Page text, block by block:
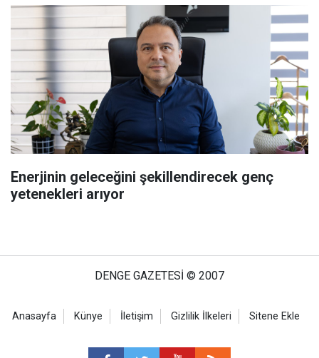
Enerjinin geleceğini şekillendirecek genç
yetenekleri arıyor
DENGE GAZETESİ © 2007
Anasayfa Künye İletişim Gizlilik İlkeleri Sitene Ekle